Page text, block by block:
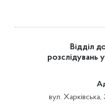
Відділ
розслідувань
вул.